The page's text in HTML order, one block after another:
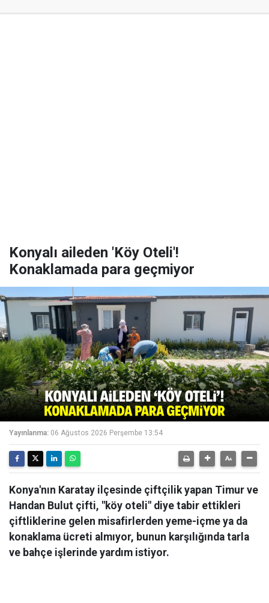
Konyalı aileden 'Köy Oteli'!
Konaklamada para geçmiyor
Yayınlanma: 06 Ağustos 2026 Perşembe 13:54
Konya'nın Karatay ilçesinde çiftçilik yapan Timur ve
Handan Bulut çifti, "köy oteli" diye tabir ettikleri
çiftliklerine gelen misafirlerden yeme-içme ya da
konaklama ücreti almıyor, bunun karşılığında tarla
ve bahçe işlerinde yardım istiyor.